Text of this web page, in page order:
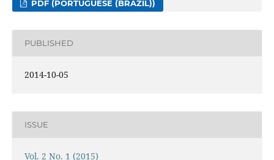
PDF (PORTUGUESE (BRAZIL))
PUBLISHED
2014-10-05
ISSUE
Vol. 2 No. 1 (2015)